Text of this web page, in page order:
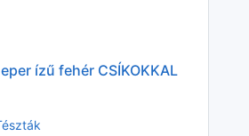
ízű fehér CSÍKOKKAL